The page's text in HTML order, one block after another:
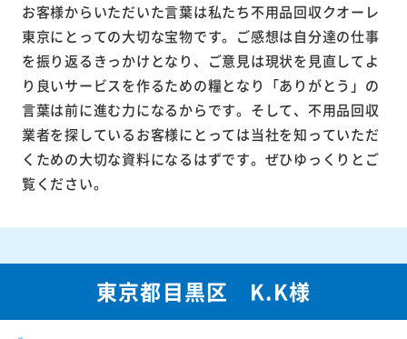
お客様からいただいた言葉は私たち不用品回収クオーレ
東京にとっての大切な宝物です。ご感想は自分達の仕事
を振り返るきっかけとなり、ご意見は現状を見直してよ
り良いサービスを作るための糧となり「ありがとう」の
言葉は前に進む力になるからです。そして、不用品回収
業者を探しているお客様にとっては当社を知っていただ
くための大切な資料になるはずです。ぜひゆっくりとご
覧ください。
東京都目黒区 K.K様